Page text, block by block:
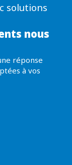
solutions
nous
réponse
à vos